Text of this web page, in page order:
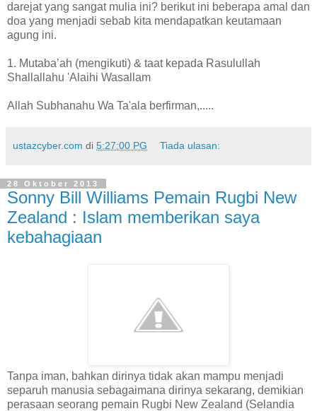
darejat yang sangat mulia ini? berikut ini beberapa amal dan
doa yang menjadi sebab kita mendapatkan keutamaan
agung ini.
1. Mutaba’ah (mengikuti) & taat kepada Rasulullah
Shallallahu 'Alaihi Wasallam
Allah Subhanahu Wa Ta'ala berfirman,.....
ustazcyber.com di 5:27:00 PG Tiada ulasan:
28 Oktober 2013
Sonny Bill Williams Pemain Rugbi New
Zealand : Islam memberikan saya
kebahagiaan
Tanpa iman, bahkan dirinya tidak akan mampu menjadi
separuh manusia sebagaimana dirinya sekarang, demikian
perasaan seorang pemain Rugbi New Zealand (Selandia